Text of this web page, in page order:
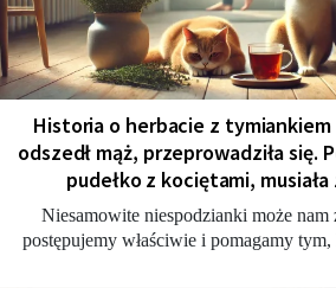
Historia o herbacie z
odszedł mąż, przeprowadziła się.
pudełko z kociętami,
Niesamowite niespodzianki może
postępujemy właściwie i pomagamy